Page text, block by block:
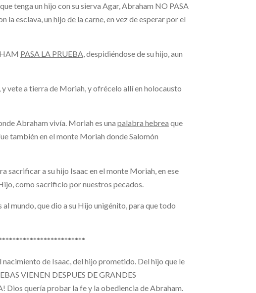
tenga un hijo con su sierva Agar, Abraham NO PASA
la esclava,un hijo de la carne, en vez de esperar por el
PASA LA PRUEBA,despidiéndose de su hijo, aun
y vete a tierra de Moriah, y ofrécelo allí en holocausto
Abraham vivía. Moriah es una palabra hebrea que
también en el monte Moriah donde Salomón
sacrificar a su hijo Isaac en el monte Moriah, en ese
como sacrificio por nuestros pecados.
mundo, que dio a su Hijo unigénito, para que todo
de Isaac, del hijo prometido. Del hijo que le
VIENEN DESPUES DE GRANDES
Dios quería probar la fe y la obediencia de Abraham.